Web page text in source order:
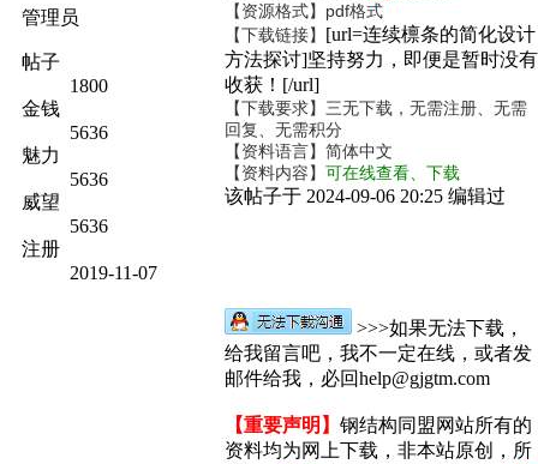
管理员
帖子
1800
金钱
5636
魅力
5636
威望
5636
注册
2019-11-07
【资源格式】pdf格式
【下载链接】 [url=连续檩条的简化设计
方法探讨]坚持努力，即便是暂时没有
收获！[/url]
【下载要求】三无下载，无需注册、无需
回复、无需积分
【资料语言】简体中文
【资料内容】 可在线查看、下载
该帖子于 2024-09-06 20:25 编辑过
>>>如果无法下载，
给我留言吧，我不一定在线，或者发
邮件给我，必回help@gjgtm.com
【重要声明】 钢结构同盟网站所有的
资料均为网上下载，非本站原创，所